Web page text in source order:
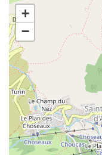
+
−